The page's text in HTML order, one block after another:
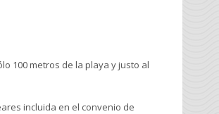
100 metros de la playa y justo al
incluida en el convenio de